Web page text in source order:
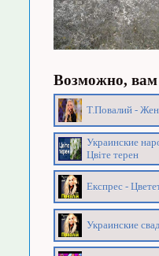
Возможно, вам
Т.Повалий -
Украинские
Цвiте терен
Експрес -
Украинские